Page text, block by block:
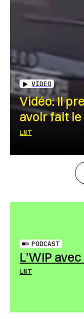
VIDEO
Vidéo: Il
avoir fait
LNT
PODCAST
L’WIP
LNT